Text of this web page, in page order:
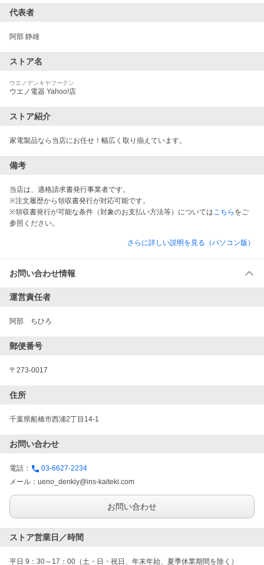
代表者
阿部 静雄
ストア名
ウエノデンキヤフーテン
ウエノ電器 Yahoo!店
ストア紹介
家電製品なら当店にお任せ！幅広く取り揃えています。
備考
当店は、適格請求書発行事業者です。
※注文履歴から領収書発行が対応可能です。
※領収書発行が可能な条件（対象のお支払い方法等）については こちら をご
参照ください。
さらに詳しい説明を見る（パソコン版）
お問い合わせ情報
運営責任者
阿部　ちひろ
郵便番号
〒273-0017
住所
千葉県船橋市西浦2丁目14-1
お問い合わせ
電話：
03-6627-2234
メール： ueno_denkiy@ins-kaiteki.com
お問い合わせ
ストア営業日／時間
平日 9：30～17：00（土・日・祝日、年末年始、夏季休業期間を除く）